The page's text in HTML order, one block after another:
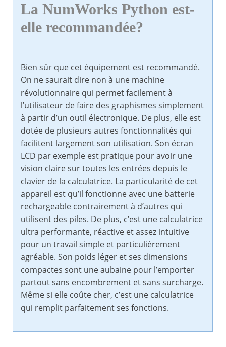
La NumWorks Python est-
elle recommandée?
Bien sûr que cet équipement est recommandé.
On ne saurait dire non à une machine
révolutionnaire qui permet facilement à
l’utilisateur de faire des graphismes simplement
à partir d’un outil électronique. De plus, elle est
dotée de plusieurs autres fonctionnalités qui
facilitent largement son utilisation. Son écran
LCD par exemple est pratique pour avoir une
vision claire sur toutes les entrées depuis le
clavier de la calculatrice. La particularité de cet
appareil est qu’il fonctionne avec une batterie
rechargeable contrairement à d’autres qui
utilisent des piles. De plus, c’est une calculatrice
ultra performante, réactive et assez intuitive
pour un travail simple et particulièrement
agréable. Son poids léger et ses dimensions
compactes sont une aubaine pour l’emporter
partout sans encombrement et sans surcharge.
Même si elle coûte cher, c’est une calculatrice
qui remplit parfaitement ses fonctions.